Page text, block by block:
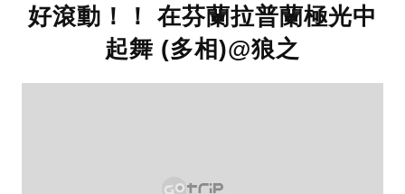
好滾動！！ 在芬蘭拉普蘭極光中
起舞 (多相)@狼之